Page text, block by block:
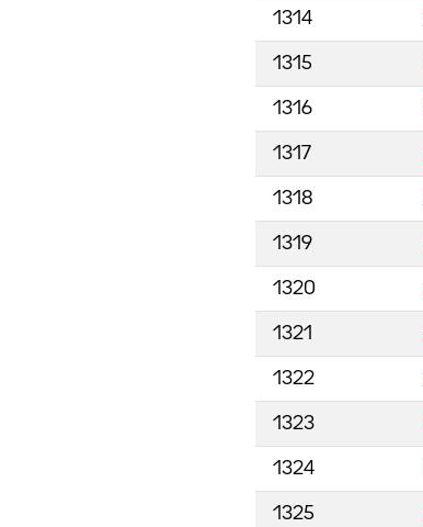
1314
1315
1316
1317
1318
1319
1320
1321
1322
1323
1324
1325